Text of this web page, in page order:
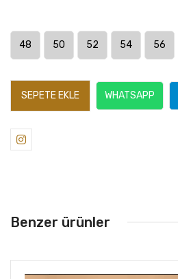
48 50 52 54 56
SEPETE EKLE WHATSAPP
Benzer ürünler